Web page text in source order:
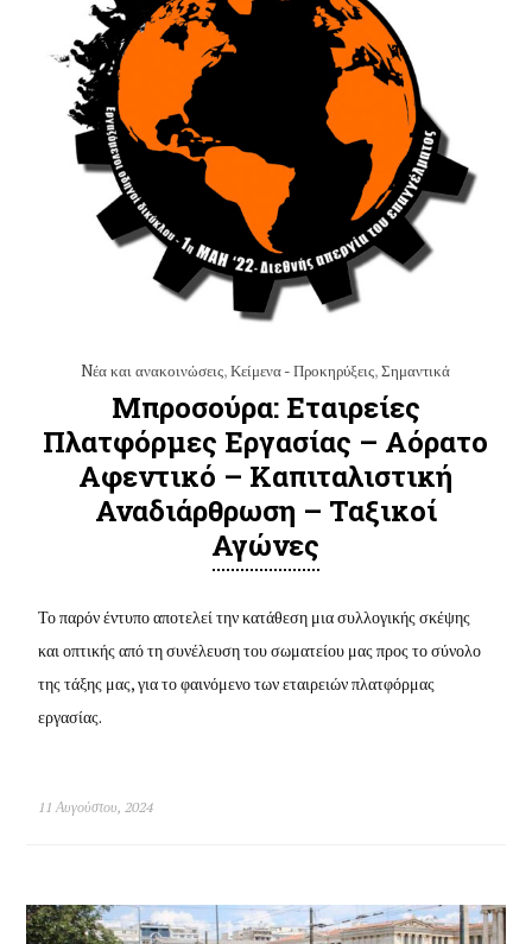
Nέα και ανακοινώσεις,Κείμενα - Προκηρύξεις,Σημαντικά
Μπροσούρα: Εταιρείες
Πλατφόρμες Εργασίας – Αόρατο
Αφεντικό – Καπιταλιστική
Αναδιάρθρωση – Ταξικοί
Αγώνες
Το παρόν έντυπο αποτελεί την κατάθεση μια συλλογικής σκέψης
και οπτικής από τη συνέλευση του σωματείου μας προς το σύνολο
της τάξης μας, για το φαινόμενο των εταιρειών πλατφόρμας
εργασίας.
11 Αυγούστου, 2024